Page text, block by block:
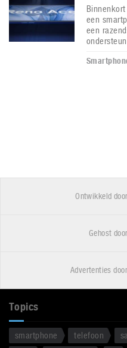
een
een
Ontwikkeld door
Gehost door
Advertenties door
Topics
smartphone telefoon